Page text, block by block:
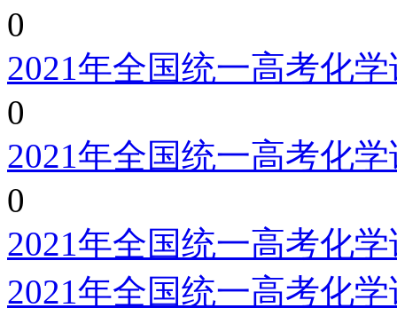
0
2021年全国统一高考化
0
2021年全国统一高考化
0
2021年全国统一高考化
2021年全国统一高考化